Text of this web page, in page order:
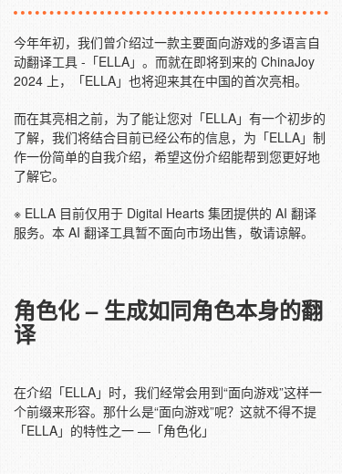
今年年初，我们曾介绍过一款主要面向游戏的多语言自
动翻译工具 -「ELLA」。而就在即将到来的 ChinaJoy
2024 上，「ELLA」也将迎来其在中国的首次亮相。
而在其亮相之前，为了能让您对「ELLA」有一个初步的
了解，我们将结合目前已经公布的信息，为「ELLA」制
作一份简单的自我介绍，希望这份介绍能帮到您更好地
了解它。
※ ELLA 目前仅用于 Digital Hearts 集团提供的 AI 翻译
服务。本 AI 翻译工具暂不面向市场出售，敬请谅解。
角色化 – 生成如同角色本身的翻
译
在介绍「ELLA」时，我们经常会用到“面向游戏”这样一
个前缀来形容。那什么是“面向游戏”呢？这就不得不提
「ELLA」的特性之一 —「角色化」